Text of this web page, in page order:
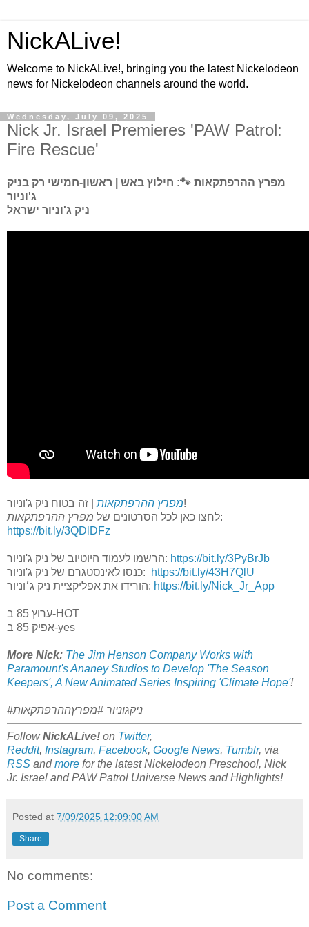
NickALive!
Welcome to NickALive!, bringing you the latest Nickelodeon
news for Nickelodeon channels around the world.
Wednesday, July 09, 2025
Nick Jr. Israel Premieres 'PAW Patrol:
Fire Rescue'
מפרץ ההרפתקאות 🐾: חילוץ באש | ראשון-חמישי רק בניק
ג'וניור
ניק ג'וניור ישראל
מפרץ ההרפתקאות| זה בטוח ניק ג'וניור!
לחצו כאן לכל הסרטונים של מפרץ ההרפתקאות
:
https://bit.ly/3QDlDFz
הרשמו לעמוד היוטיוב של ניק ג'וניור: https://bit.ly/3PyBrJb
כנסו לאינסטגרם של ניק ג'וניור:
https://bit.ly/43H7QlU
הורידו את אפליקציית ניק ג׳וניור: https://bit.ly/Nick_Jr_App
ערוץ 85 ב-HOT
אפיק 85 ב-yes
More Nick: The Jim Henson Company Works with
Paramount's Ananey Studios to Develop 'The Season
Keepers', A New Animated Series Inspiring 'Climate Hope'!
#ניקגוניור #מפרץההרפתקאות
FollowNickALive! on Twitter,
Reddit, Instagram, Facebook, Google News, Tumblr, via
RSS andmore for the latestNickelodeon Preschool, Nick
Jr. Israel and PAW Patrol Universe News and Highlights!
Posted at 7/09/2025 12:09:00 AM
Share
No comments:
Post a Comment